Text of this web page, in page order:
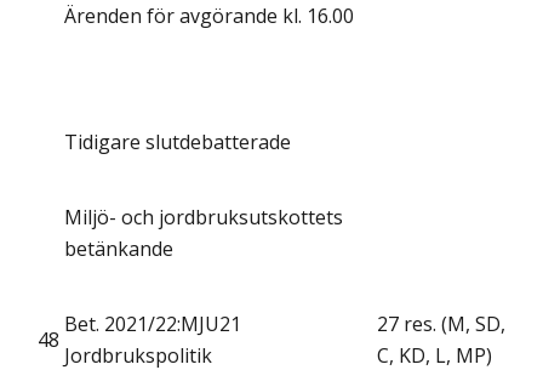
Ärenden för avgörande kl. 16.00
Tidigare slutdebatterade
Miljö- och jordbruksutskottets
betänkande
48
Bet. 2021/22:MJU21
Jordbrukspolitik
27 res. (M, SD,
C, KD, L, MP)